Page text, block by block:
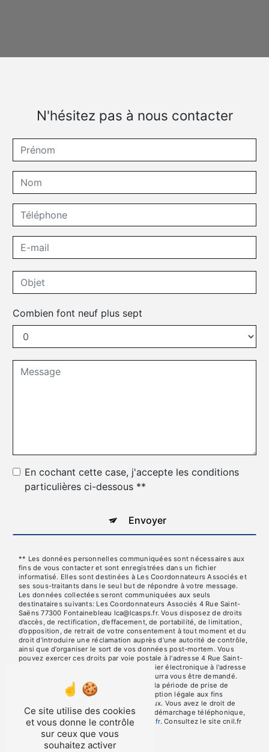
N'hésitez pas à nous contacter
Combien font neuf plus sept
En cochant cette case, j'accepte les conditions
particulières ci-dessous **
Envoyer
** Les données personnelles communiquées sont nécessaires aux
fins de vous contacter et sont enregistrées dans un fichier
informatisé. Elles sont destinées à Les Coordonnateurs Associés et
ses sous-traitants dans le seul but de répondre à votre message.
Les données collectées seront communiquées aux seuls
destinataires suivants: Les Coordonnateurs Associés 4 Rue Saint-
Saëns 77300 Fontainebleau lca@lcasps.fr. Vous disposez de droits
d’accès, de rectification, d’effacement, de portabilité, de limitation,
d’opposition, de retrait de votre consentement à tout moment et du
droit d’introduire une réclamation auprès d’une autorité de contrôle,
ainsi que d’organiser le sort de vos données post-mortem. Vous
pouvez exercer ces droits par voie postale à l'adresse 4 Rue Saint-
Saëns 77300 Fontainebleau ou par courrier électronique à l'adresse
lca@lcasps.fr. Un justificatif d'identité pourra vous être demandé.
Nous conservons vos données pendant la période de prise de
contact puis pendant la durée de prescription légale aux fins
probatoires et de gestion des contentieux. Vous avez le droit de
vous inscrire sur la liste d'opposition au démarchage téléphonique,
disponible à cette adresse:Bloctel.gouv.fr. Consultez le site cnil.fr
pour plus d’informations sur vos droits.
Ce site utilise des cookies
et vous donne le contrôle
sur ceux que vous
souhaitez activer